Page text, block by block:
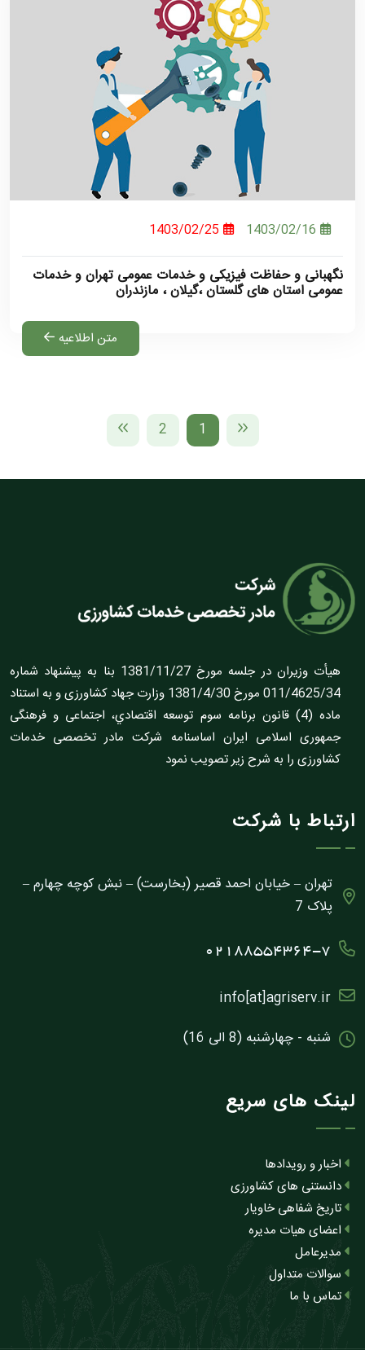
1403/02/16
1403/02/25
نگهبانی و حفاظت فیزیکی و خدمات عمومی تهران و خدمات
عمومی استان های گلستان ،گیلان ، مازندران
متن اطلاعیه
1
2
هيأت وزيران در جلسه مورخ 1381/11/27 بنا به پيشنهاد شماره
011/4625/34 مورخ 1381/4/30 وزارت جهاد کشاورزى و به استناد
ماده (4) قانون برنامه سوم توسعه اقتصادي، اجتماعى و فرهنگى
جمهورى اسلامى ايران اساسنامه شرکت مادر تخصصى خدمات
کشاورزى را به شرح زير تصويب نمود
ارتباط با شرکت
تهران – خیابان احمد قصیر (بخارست) – نبش کوچه چهارم –
پلاک 7
02188554364-7
info[at]agriserv.ir
شنبه - چهارشنبه (8 الی 16)
لینک های سریع
اخبار و رویدادها
دانستنی های کشاورزی
تاریخ شفاهی خاویار
اعضای هیات مدیره
مدیرعامل
سوالات متداول
تماس با ما